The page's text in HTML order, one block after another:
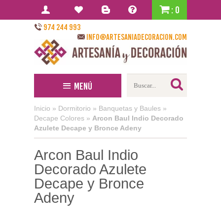
: 0
974 244 993
info@artesaniadecoracion.com
Menú
Inicio » Dormitorio » Banquetas y Baules »
Decape Colores » Arcon Baul Indio Decorado
Azulete Decape y Bronce Adeny
Arcon Baul Indio
Decorado Azulete
Decape y Bronce
Adeny